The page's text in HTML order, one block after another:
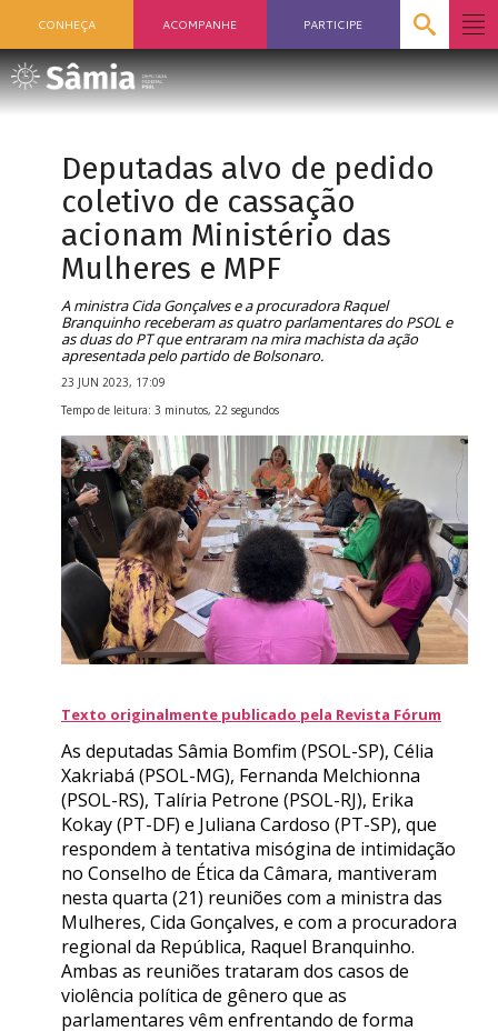
CONHEÇA ACOMPANHE PARTICIPE
Deputadas alvo de pedido
coletivo de cassação
acionam Ministério das
Mulheres e MPF
A ministra Cida Gonçalves e a procuradora Raquel
Branquinho receberam as quatro parlamentares do PSOL e
as duas do PT que entraram na mira machista da ação
apresentada pelo partido de Bolsonaro.
23 JUN 2023, 17:09
Tempo de leitura: 3 minutos, 22 segundos
Texto originalmente publicado pela Revista Fórum
As deputadas Sâmia Bomfim (PSOL-SP), Célia
Xakriabá (PSOL-MG), Fernanda Melchionna
(PSOL-RS), Talíria Petrone (PSOL-RJ), Erika
Kokay (PT-DF) e Juliana Cardoso (PT-SP), que
respondem à tentativa misógina de intimidação
no Conselho de Ética da Câmara, mantiveram
nesta quarta (21) reuniões com a ministra das
Mulheres, Cida Gonçalves, e com a procuradora
regional da República, Raquel Branquinho.
Ambas as reuniões trataram dos casos de
violência política de gênero que as
parlamentares vêm enfrentando de forma